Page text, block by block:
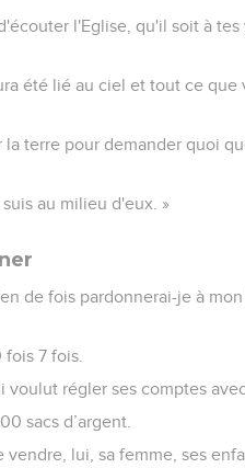
l'Eglise, qu'il soit à
été lié au ciel et tout ce que
terre pour demander quoi
au milieu d'eux. »
de fois pardonnerai-je à
7 fois.
régler ses comptes
sacs d’argent.
lui, sa femme, ses